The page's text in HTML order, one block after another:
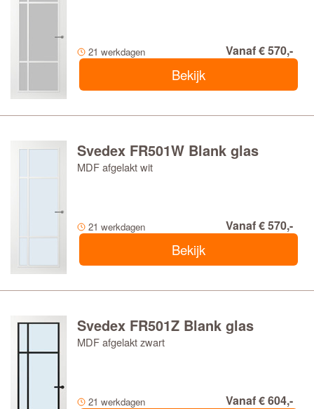
21 werkdagen Vanaf € 570,-
Bekijk
Svedex FR501W Blank glas
MDF afgelakt wit
21 werkdagen Vanaf € 570,-
Bekijk
Svedex FR501Z Blank glas
MDF afgelakt zwart
21 werkdagen Vanaf € 604,-